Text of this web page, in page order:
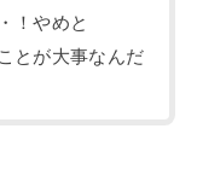
！やめと
とが大事なんだ